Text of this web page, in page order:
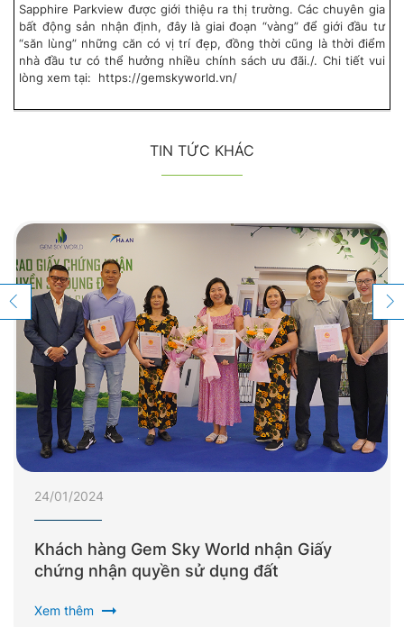
Sapphire Parkview được giới thiệu ra thị trường. Các chuyên gia
bất động sản nhận định, đây là giai đoạn “vàng” để giới đầu tư
“săn lùng” những căn có vị trí đẹp, đồng thời cũng là thời điểm
nhà đầu tư có thể hưởng nhiều chính sách ưu đãi./. Chi tiết vui
lòng xem tại: https://gemskyworld.vn/
TIN TỨC KHÁC
24/01/2024
Khách hàng Gem Sky World nhận Giấy
chứng nhận quyền sử dụng đất
Xem thêm arrow_right_alt